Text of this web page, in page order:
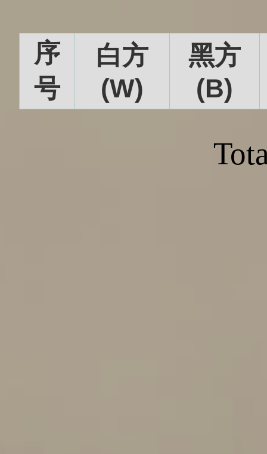
序
号
白方
(W)
黑方
(B)